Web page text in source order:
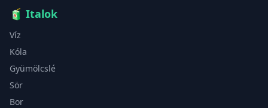
🧃 Italok
Víz
Kóla
Gyümölcslé
Sör
Bor